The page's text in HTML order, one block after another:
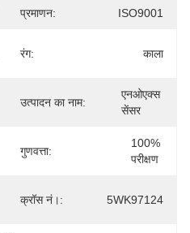
प्रमाणन: ISO9001
रंग: काला
उत्पादन का नाम:
एनओएक्स
सेंसर
गुणवत्ता:
100%
परीक्षण
क्रॉस नं।: 5WK97124